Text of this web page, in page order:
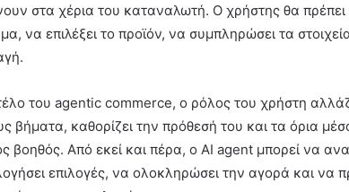
στα χέρια του καταναλωτή. Ο χρήστης θα πρέπει
να επιλέξει το προϊόν, να συμπληρώσει τα
του agentic commerce, ο ρόλος του χρήστη
βήματα, καθορίζει την πρόθεσή του και τα όρια
βοηθός. Από εκεί και πέρα, ο AI agent μπορεί να
επιλογές, να ολοκληρώσει την αγορά και να